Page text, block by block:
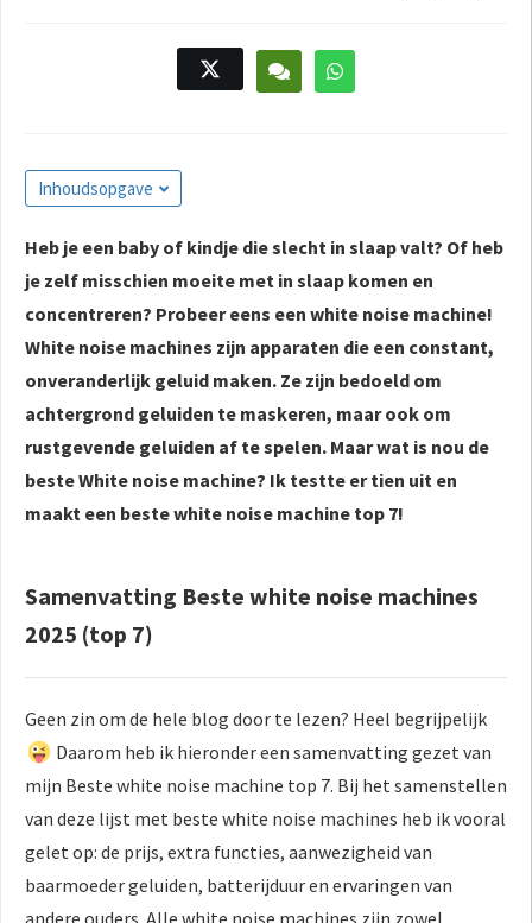
Inhoudsopgave
Heb je een baby of kindje die slecht in slaap valt? Of heb
je zelf misschien moeite met in slaap komen en
concentreren? Probeer eens een white noise machine!
White noise machines zijn apparaten die een constant,
onveranderlijk geluid maken. Ze zijn bedoeld om
achtergrond geluiden te maskeren, maar ook om
rustgevende geluiden af te spelen. Maar wat is nou de
beste White noise machine? Ik testte er tien uit en
maakt een beste white noise machine top 7!
Samenvatting Beste white noise machines
2025 (top 7)
Geen zin om de hele blog door te lezen? Heel begrijpelijk
Daarom heb ik hieronder een samenvatting gezet van
mijn Beste white noise machine top 7. Bij het samenstellen
van deze lijst met beste white noise machines heb ik vooral
gelet op: de prijs, extra functies, aanwezigheid van
baarmoeder geluiden, batterijduur en ervaringen van
andere ouders. Alle white noise machines zijn zowel